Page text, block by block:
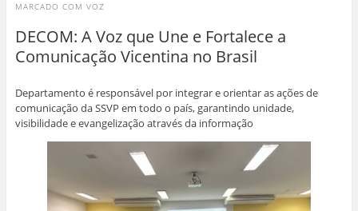
MARCADO COM VOZ
DECOM: A Voz que Une e Fortalece a
Comunicação Vicentina no Brasil
Departamento é responsável por integrar e orientar as ações de
comunicação da SSVP em todo o país, garantindo unidade,
visibilidade e evangelização através da informação